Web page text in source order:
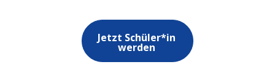
Jetzt Schüler*in
werden